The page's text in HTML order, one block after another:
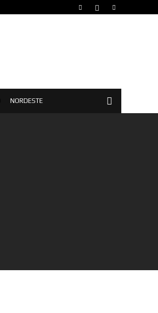
NORDESTE